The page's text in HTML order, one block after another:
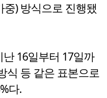
) 방식으로 진행됐
16일부터 17일까
식 등 같은 표본으로
다.